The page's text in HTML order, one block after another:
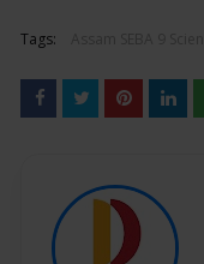
Tags: